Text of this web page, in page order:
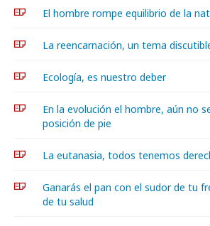
El hombre rompe equilibrio de la
La reencarnación, un tema
Ecología, es nuestro deber
En la evolución el hombre, aún no
posición de pie
La eutanasia, todos tenemos
Ganarás el pan con el sudor de tu
de tu salud